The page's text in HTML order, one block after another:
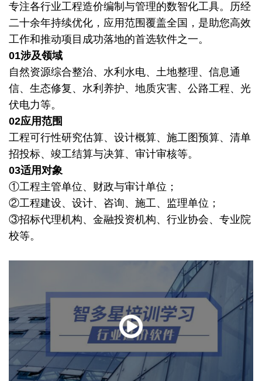
专注各行业工程造价编制与管理的数智化工具。历经
二十余年持续优化，应用范围覆盖全国，是助您高效
工作和推动项目成功落地的首选软件之一。
01涉及领域
自然资源综合整治、水利水电、土地整理、信息通
信、生态修复、水利养护、地质灾害、公路工程、光
伏电力等。
02应用范围
工程可行性研究估算、设计概算、施工图预算、清单
招投标、竣工结算与决算、审计审核等。
03适用对象
①工程主管单位、财政与审计单位；
②工程建设、设计、咨询、施工、监理单位；
③招标代理机构、金融投资机构、行业协会、专业院
校等。